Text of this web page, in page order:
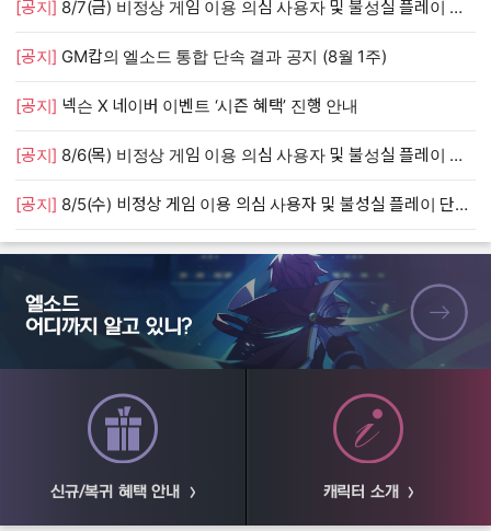
[공지] 8/7(금) 비정상 게임 이용 의심 사용자 및 불성실 플레이 단속 안내
[공지] GM캅의 엘소드 통합 단속 결과 공지 (8월 1주)
[공지] 넥슨 X 네이버 이벤트 ‘시즌 혜택’ 진행 안내
[공지] 8/6(목) 비정상 게임 이용 의심 사용자 및 불성실 플레이 단속 안내
[공지] 8/5(수) 비정상 게임 이용 의심 사용자 및 불성실 플레이 단속 안내
엘소드 어디까지 알고 있니?
신규/복귀 혜택 안내 캐릭터 소개